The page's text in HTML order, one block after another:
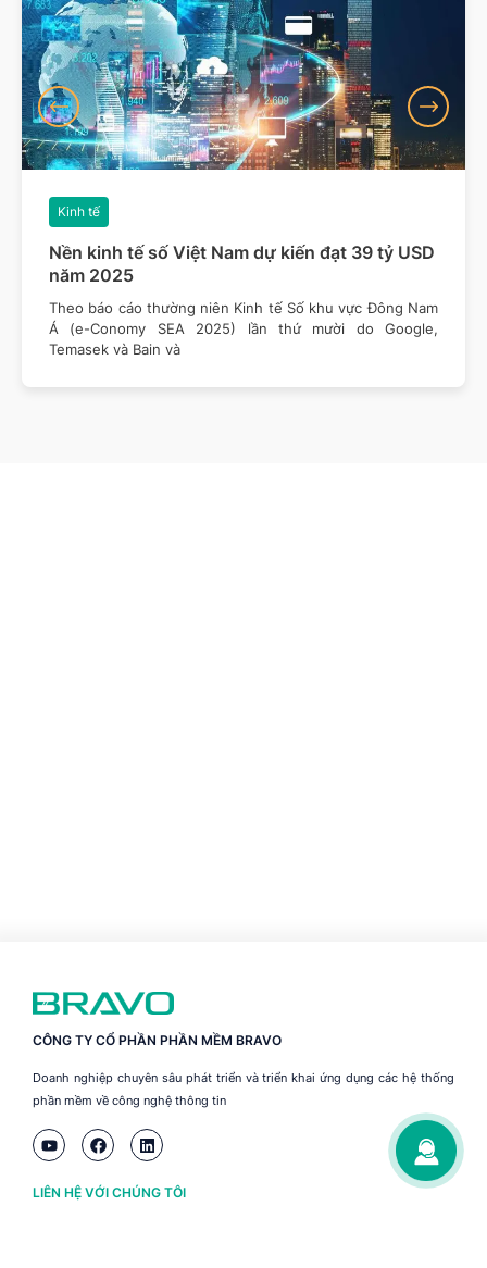
Nền kinh tế số Việt Nam dự kiến đạt 39 tỷ USD
năm 2025
Kinh tế
Theo báo cáo thường niên Kinh tế Số khu vực Đông Nam
Á (e-Conomy SEA 2025) lần thứ mười do Google,
Temasek và Bain và
CÔNG TY CỔ PHẦN PHẦN MỀM BRAVO
Doanh nghiệp chuyên sâu phát triển và triển khai ứng dụng các hệ thống
phần mềm về công nghệ thông tin
LIÊN HỆ VỚI CHÚNG TÔI